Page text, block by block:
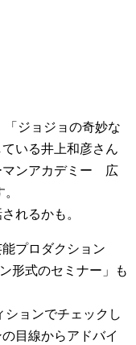
「ジョジョの奇妙な
いる井上和彦さん
マンアカデミー 広
れるかも。
プロダクション
形式のセミナー」も
ョンでチェックし
目線からアドバイ